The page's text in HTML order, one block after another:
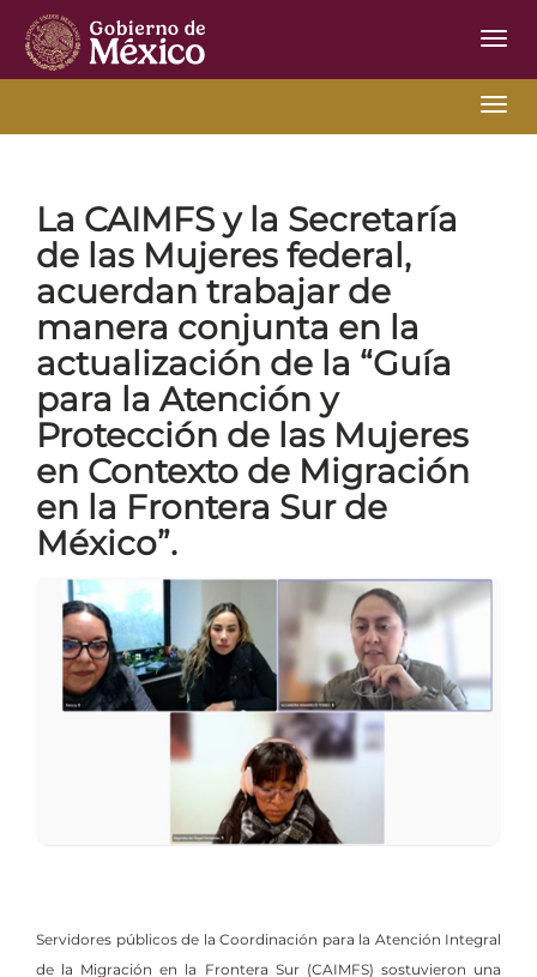
La CAIMFS y la Secretaría
de las Mujeres federal,
acuerdan trabajar de
manera conjunta en la
actualización de la “Guía
para la Atención y
Protección de las Mujeres
en Contexto de Migración
en la Frontera Sur de
México”.
Servidores públicos de la Coordinación para la Atención Integral
de la Migración en la Frontera Sur (CAIMFS) sostuvieron una